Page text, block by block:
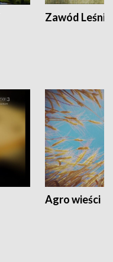
Zawód Leśnik
Agro wieści